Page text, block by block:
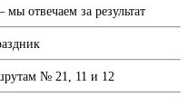
отвечаем за результат
№ 21, 11 и 12